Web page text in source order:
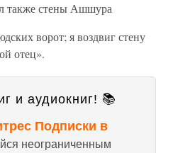
также стены Ашшура
ворот; я воздвиг стену
отец».
и аудиокниг! 📚
Подписки в
неограниченным